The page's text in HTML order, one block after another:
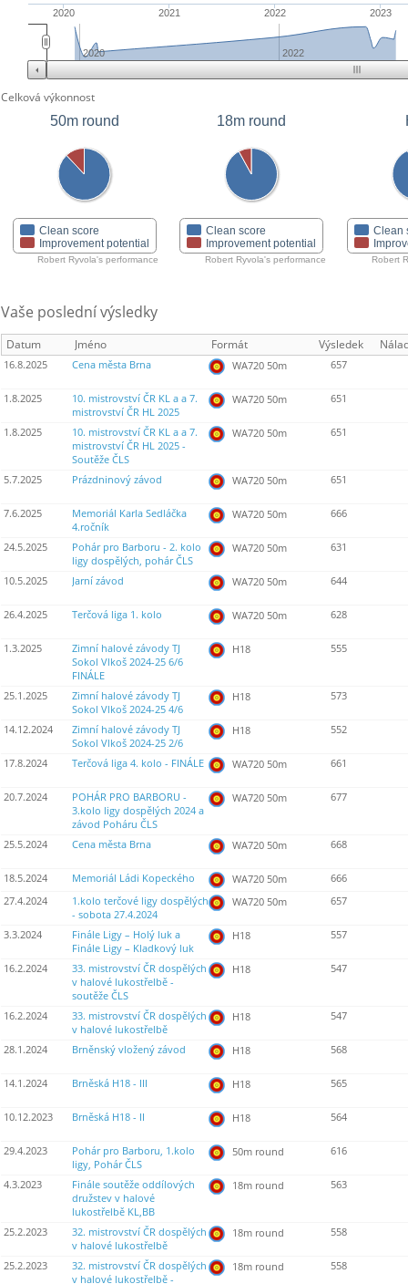
2020 2021 2022 2023
2020 2022
Celková výkonnost
50m round
Clean score
Improvement potential
Robert Ryvola's performance
18m round
Clean score
Improvement potential
Robert Ryvola's performance
Clean
Robert
Vaše poslední výsledky
Datum Jméno Formát Výsledek
16.8.2025 Cena města Brna WA720 50m 657
1.8.2025
10. mistrovství ČR KL a a 7.
mistrovství ČR HL 2025
WA720 50m 651
1.8.2025
10. mistrovství ČR KL a a 7.
mistrovství ČR HL 2025 -
Soutěže ČLS
WA720 50m 651
5.7.2025 Prázdninový závod WA720 50m 651
7.6.2025
Memoriál Karla Sedláčka
4.ročník
WA720 50m 666
24.5.2025
Pohár pro Barboru - 2. kolo
ligy dospělých, pohár ČLS
WA720 50m 631
10.5.2025 Jarní závod WA720 50m 644
26.4.2025 Terčová liga 1. kolo WA720 50m 628
1.3.2025
Zimní halové závody TJ
Sokol Vlkoš 2024-25 6/6
FINÁLE
H18 555
25.1.2025
Zimní halové závody TJ
Sokol Vlkoš 2024-25 4/6
H18 573
14.12.2024
Zimní halové závody TJ
Sokol Vlkoš 2024-25 2/6
H18 552
17.8.2024 Terčová liga 4. kolo - FINÁLE WA720 50m 661
20.7.2024
POHÁR PRO BARBORU -
3.kolo ligy dospělých 2024 a
závod Poháru ČLS
WA720 50m 677
25.5.2024 Cena města Brna WA720 50m 668
18.5.2024 Memoriál Ládi Kopeckého WA720 50m
666
27.4.2024
1.kolo terčové ligy dospělých
- sobota 27.4.2024
WA720 50m 657
3.3.2024
Finále Ligy – Holý luk a
Finále Ligy – Kladkový luk
H18 557
16.2.2024
33. mistrovství ČR dospělých
v halové lukostřelbě -
soutěže ČLS
H18 547
16.2.2024
33. mistrovství ČR dospělých
v halové lukostřelbě
H18 547
28.1.2024 Brněnský vložený závod H18 568
14.1.2024 Brněská H18 - III H18 565
10.12.2023 Brněská H18 - II H18 564
29.4.2023
Pohár pro Barboru, 1.kolo
ligy, Pohár ČLS
50m round 616
4.3.2023
Finále soutěže oddílových
družstev v halové
lukostřelbě KL,BB
18m round 563
25.2.2023
32. mistrovství ČR dospělých
v halové lukostřelbě
18m round 558
25.2.2023
32. mistrovství ČR dospělých
v halové lukostřelbě -
18m round 558